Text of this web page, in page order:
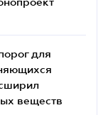
для
веществ